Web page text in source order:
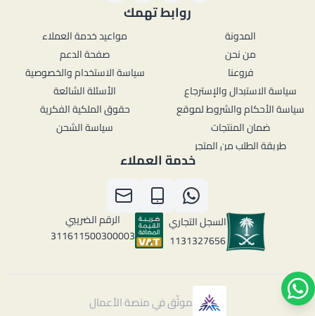
روابط تهمك
المدونة
من نحن
فروعنا
سياسة الاستبدال والإسترجاع
سياسة الأحكام والشروط لموقع
ضمان المنتجات
طريقة الطلب من المتجر
مواعيد خدمة العملاء
صفحة الدعم
سياسة الاستخدام والخصوصية
الأسئلة الشائعة
حقوق الملكية الفكرية
سياسة الشحن
خدمة العملاء
السجل التجاري
1131327656
الرقم الضريبي
311611500300003
موثّق في منصة الأعمال